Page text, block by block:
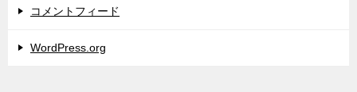
コメントフィード
WordPress.org